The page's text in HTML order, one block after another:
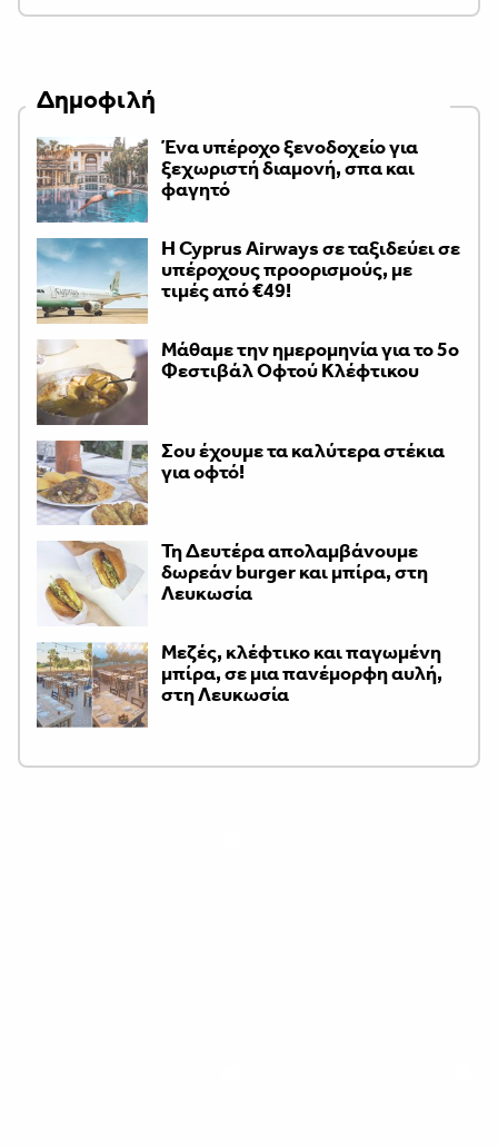
Δημοφιλή
Ένα υπέροχο ξενοδοχείο για
ξεχωριστή διαμονή, σπα και
φαγητό
H Cyprus Airways σε ταξιδεύει σε
υπέροχους προορισμούς, με
τιμές από €49!
Μάθαμε την ημερομηνία για το 5ο
Φεστιβάλ Οφτού Κλέφτικου
Σου έχουμε τα καλύτερα στέκια
για οφτό!
Τη Δευτέρα απολαμβάνουμε
δωρεάν burger και μπίρα, στη
Λευκωσία
Μεζές, κλέφτικο και παγωμένη
μπίρα, σε μια πανέμορφη αυλή,
στη Λευκωσία